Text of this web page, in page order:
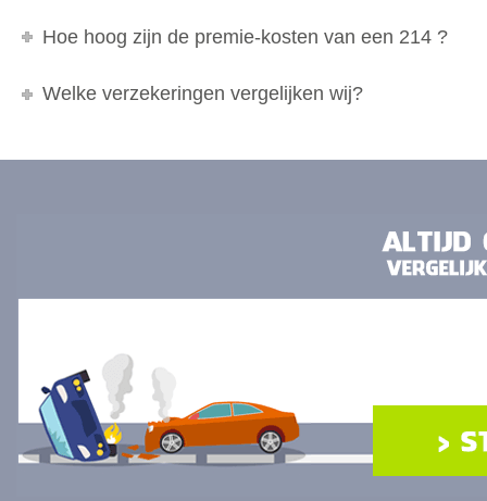
Hoe hoog zijn de premie-kosten van een 214 ?
Welke verzekeringen vergelijken wij?